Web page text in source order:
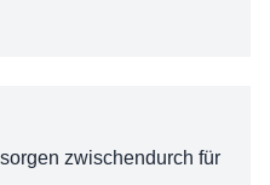
zwischendurch für